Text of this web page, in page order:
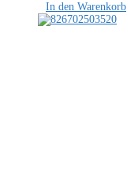
In den Warenkorb